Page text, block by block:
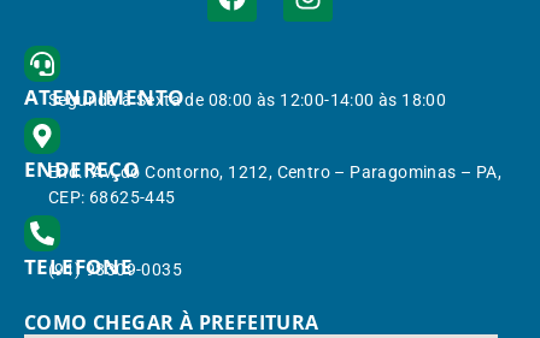
ATENDIMENTO
Segunda à Sexta de 08:00 às 12:00-14:00 às 18:00
ENDEREÇO
End.: Av. do Contorno, 1212, Centro – Paragominas – PA,
CEP: 68625-445
TELEFONE
(91) 98309-0035
COMO CHEGAR À PREFEITURA